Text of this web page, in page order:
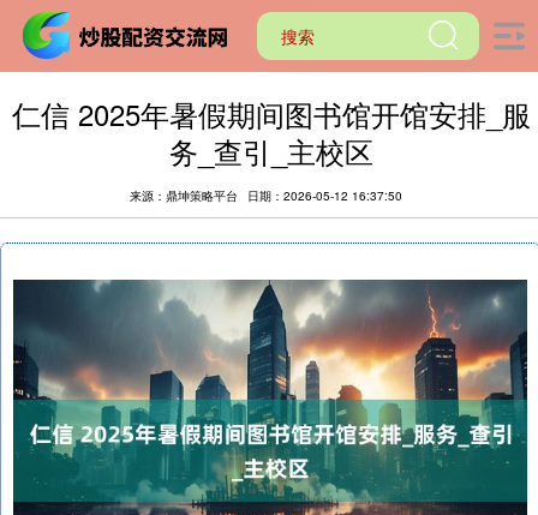
仁信 2025年暑假期间图书馆开馆安排_服
务_查引_主校区
来源：鼎坤策略平台 日期：2026-05-12 16:37:50